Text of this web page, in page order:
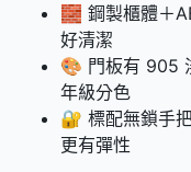
🧱 鋼製櫃體＋
好清潔
🎨 門板有 905
年級分色
🔐 標配無鎖手
更有彈性